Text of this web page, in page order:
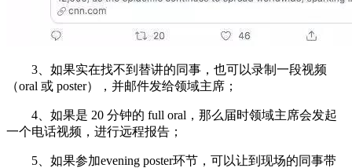
3、如果实在找不到替讲的同事，也可以录制一段视频
（oral 或 poster），并邮件发给领域主席；
4、如果是 20 分钟的 full oral，那么届时领域主席会发起
一个电话视频，进行远程报告；
5、如果参加evening poster环节，可以让到现场的同事带